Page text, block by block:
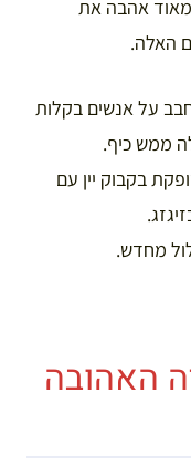
אהבה את
האלה.
על אנשים בקלות
ממש כיף.
בקבוק יין עם
מחדש.
האהובה